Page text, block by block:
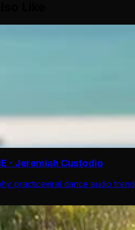
- Jeremiah Custodio
practiceviral dance audio trend